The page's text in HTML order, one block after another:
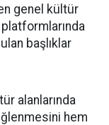
genel kültür
platformlarında
başlıklar
alanlarında
hem